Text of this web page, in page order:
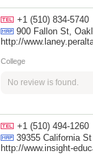
+1 (510) 834-5740
900 Fallon St,
http://
College
No review is found.
+1 (510) 494-1260
39355 California
http://www.insight-